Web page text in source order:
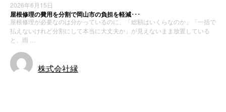
2026年6月15日
屋根修理の費用を分割で岡山市の負担を軽減･･･
屋根修理が必要なのは分かっているのに、「総額はいくらなのか」「一括で
払えないけれど分割にして本当に大丈夫か」が見えないまま放置している
と、雨 …
株式会社縁